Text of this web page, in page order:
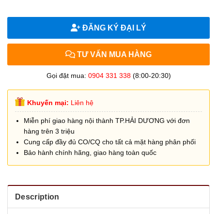
ĐĂNG KÝ ĐẠI LÝ
TƯ VẤN MUA HÀNG
Gọi đặt mua: 0904 331 338(8:00-20:30)
Khuyến mại: Liên hệ
Miễn phí giao hàng nội thành TP.HẢI DƯƠNG với đơn
hàng trên 3 triệu
Cung cấp đầy đủ CO/CQ cho tất cả mặt hàng phân phối
Bảo hành chính hãng, giao hàng toàn quốc
Description